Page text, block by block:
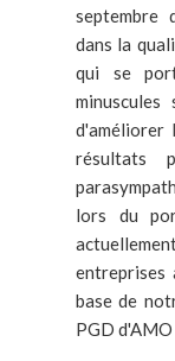
septembre
dans la
qui se
d'améliorer
résultats
lors du
entreprises
base de
PGD d'AMO